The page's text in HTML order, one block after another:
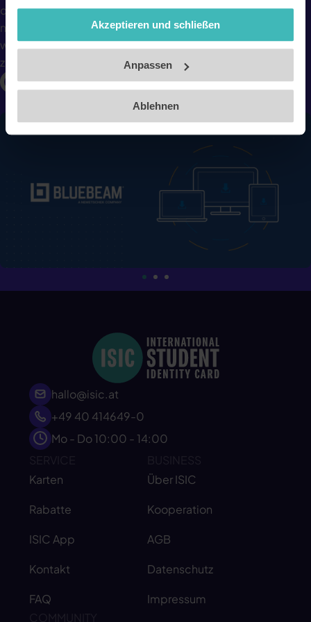
gesammelt haben. Unsere Datenschutzerklärung finden
Impressum
Akzeptieren und schließen
Anpassen
Ablehnen
die professionelle Software kostenlos für dein Studium
nutzen. So sammelst du schon während deiner Ausbildung
wertvolle Erfahrungen mit einem Tool, das in der Branche
zum Standard gehört.
hallo@isic.at
+49 40 414649-0
Mo - Do 10:00 - 14:00
Karten
Rabatte
ISIC App
Kontakt
FAQ
Über ISIC
Kooperation
AGB
Datenschutz
Impressum